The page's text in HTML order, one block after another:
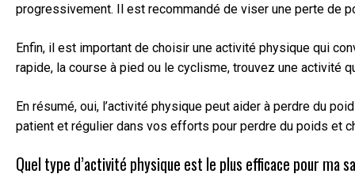
progressivement. Il est recommandé de viser une perte de
Enfin, il est important de choisir une activité physique qui
rapide, la course à pied ou le cyclisme, trouvez une activité
En résumé, oui, l’activité physique peut aider à perdre du
patient et régulier dans vos efforts pour perdre du poids et
Quel type d’activité physique est le plus efficace pour ma